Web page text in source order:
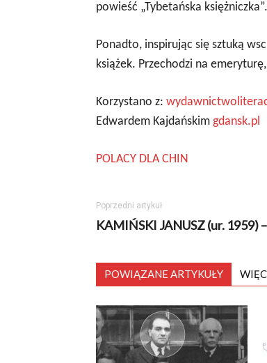
powieść „Tybetańska księżniczka”.
Ponadto, inspirując się sztuką
książek. Przechodzi na
Korzystano z:
Edwardem Kajdańskim gdansk.pl
POLACY DLA CHIN
Poprzedni artykuł
KAMIŃSKI JANUSZ (ur. 1959)
POWIĄZANE ARTYKUŁY